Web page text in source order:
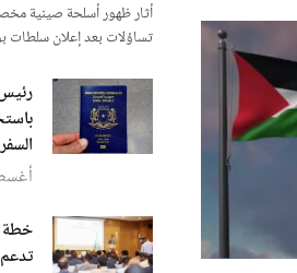
أثار ظهور أسلحة صينية
تساؤلات بعد إعلان سلطات
أغسطس
خطة